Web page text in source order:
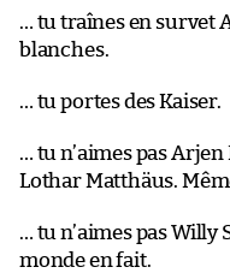
… tu traînes en survet
blanches.
… tu portes des Kaiser.
… tu n’aimes pas Arjen
Lothar Matthäus.
… tu n’aimes pas Willy
monde en fait.